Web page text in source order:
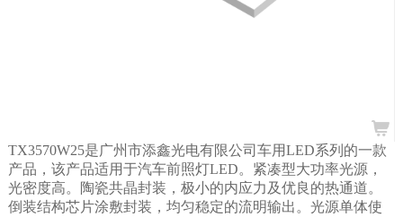
TX3570W25是广州市添鑫光电有限公司车用LED系列的一款
产品，该产品适用于汽车前照灯LED。紧凑型大功率光源，
光密度高。陶瓷共晶封装，极小的内应力及优良的热通道。
倒装结构芯片涂敷封装，均匀稳定的流明输出。光源单体使